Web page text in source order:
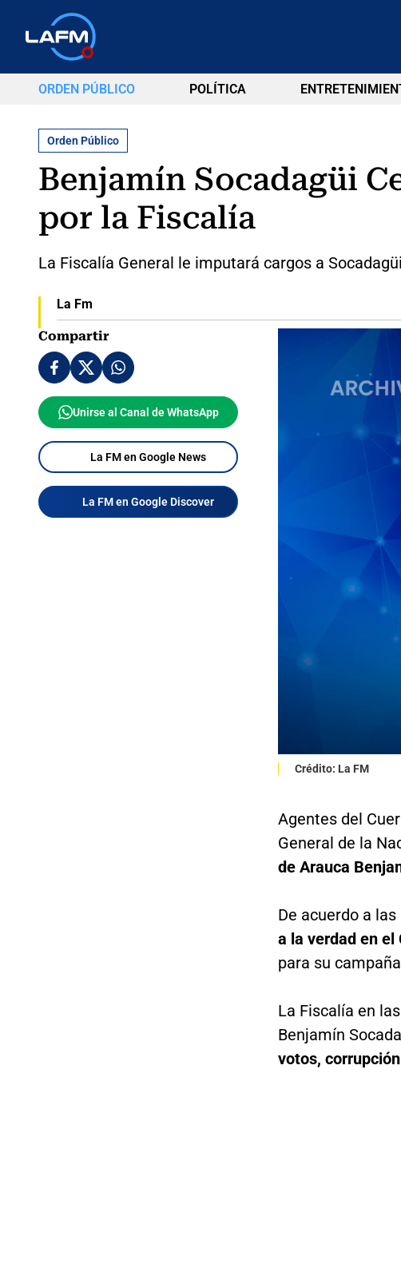
ORDEN PÚBLICO POLÍTICA
Orden Público
Benjamín Socadagüi
por la Fiscalía
La Fiscalía General le imputará cargos a
La Fm
Compartir
Unirse al Canal de WhatsApp
La FM en Google News
La FM en Google Discover
Crédito: La FM
Agentes del
General de la
de Arauca
De acuerdo a
a la verdad en el
para su
La Fiscalía en
Benjamín
votos,